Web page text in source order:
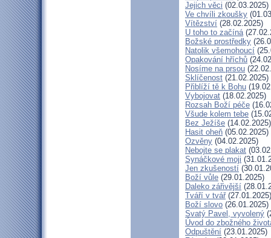
Jejich věci (02.03.2025)
Ve chvíli zkoušky
Vítězství (28.02.2025)
U toho to začíná
Božské prostředky
Natolik všemohoucí
Opakování hříchů
Nosíme na prsou
Sklíčenost (21.02.2025)
Přiblíží tě k Bohu
Vybojovat (18.02.2025)
Rozsah Boží péče
Všude kolem tebe
Bez Ježíše (14.02.2025)
Hasit oheň (05.02.2025)
Ozvěny (04.02.2025)
Nebojte se plakat
Synáčkové moji
Jen zkušeností
Boží vůle (29.01.2025)
Daleko zářivější
Tváří v tvář(27.01.2025)
Boží slovo (26.01.2025)
Svatý Pavel, vyvolený
Úvod do zbožného
Odpuštění (23.01.2025)